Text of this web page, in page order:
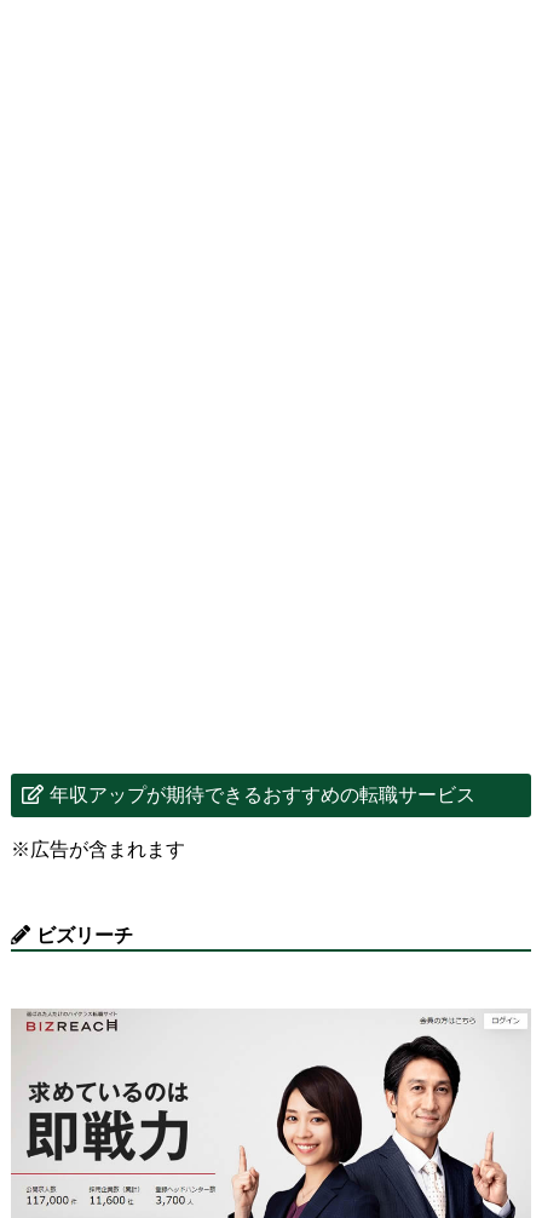
年収アップが期待できるおすすめの転職サービス
※広告が含まれます
ビズリーチ